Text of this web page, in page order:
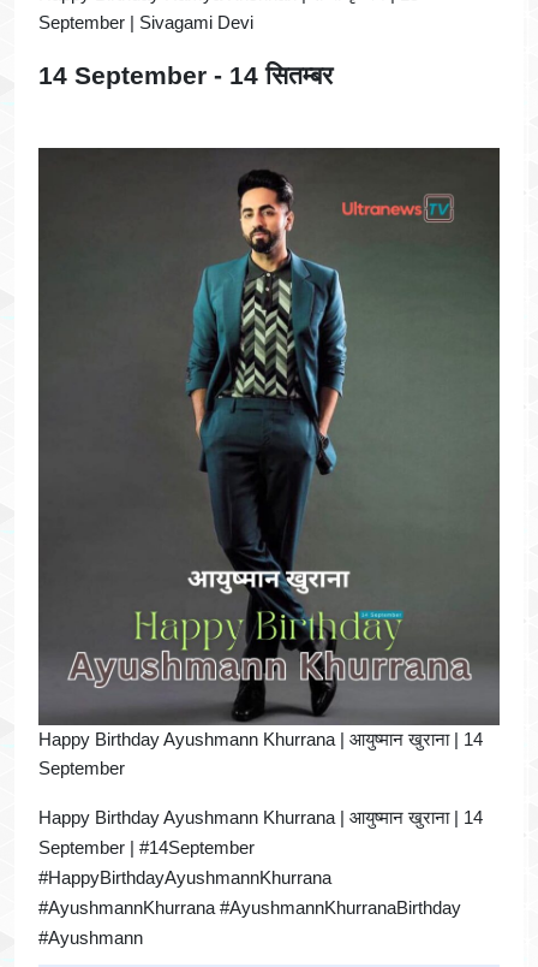
September | Sivagami Devi
14 September - 14 सितम्बर
Happy Birthday Ayushmann Khurrana | आयुष्मान खुराना | 14
September
Happy Birthday Ayushmann Khurrana | आयुष्मान खुराना | 14
September | #14September
#HappyBirthdayAyushmannKhurrana
#AyushmannKhurrana #AyushmannKhurranaBirthday
#Ayushmann